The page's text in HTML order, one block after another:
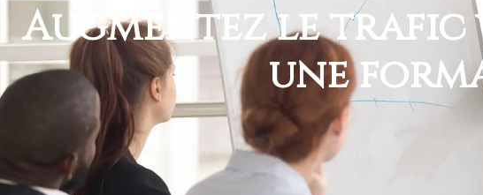
Augmentez le trafic
une